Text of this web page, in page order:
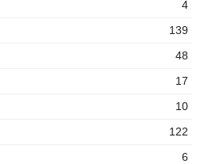
4
139
48
17
10
122
6